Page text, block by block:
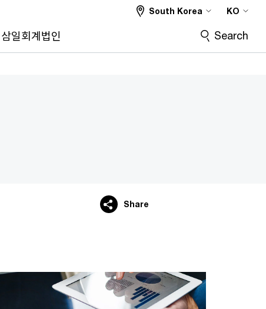
삼일회계법인
South Korea KO
Search
Share